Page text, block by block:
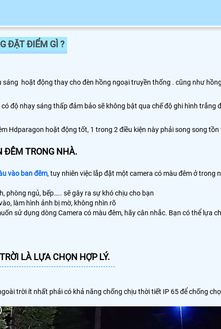
ĐẶT ĐIỂM GÌ ?
sáng hoặt động thay cho đèn hồng ngoại truyền thống . cũng như
độ nhạy sáng thấp đảm bảo sẽ không bật qua chế độ ghi hình
Hdparagon hoặt động tốt, 1 trong 2 điều kiện này phải song song
ĐÊM TRONG NHÀ.
vào ban đêm, tuy nhiên việc lắp đặt một camera có màu đêm ở trong
phòng ngủ, bếp….. sẽ gây ra sự khó chịu cho bạn
làm hình ảnh bị mờ, không nhìn rõ
sử dụng dòng Camera có màu đêm, hãy cân nhắc. Bạn có thể lựa
LÀ LỰA CHỌN HỢP LÝ.
trời ít nhất phải có khả năng chống chịu thời tiết IP 65 để chống